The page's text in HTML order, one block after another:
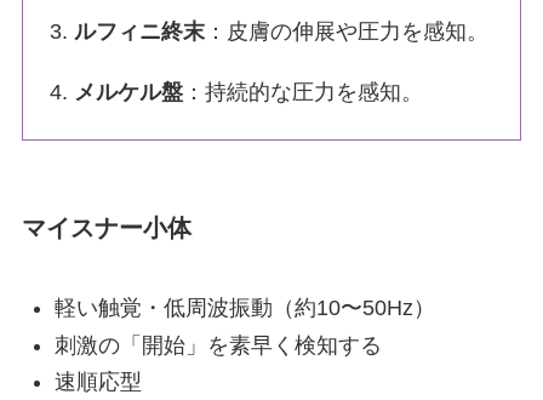
3.ルフィニ終末：皮膚の伸展や圧力を感知。
4. メルケル盤 ：持続的な圧力を感知。
マイスナー小体
軽い触覚・低周波振動（約10〜50Hz）
刺激の「開始」を素早く検知する
速順応型